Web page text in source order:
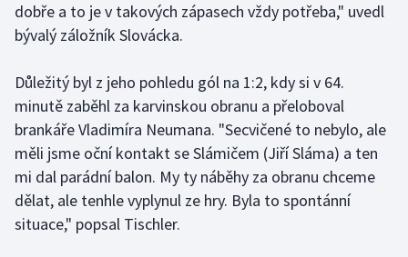
Parasport
Plavání
Plážový volejbal
Ragby
Rychlobruslení
dobře a to je v takových zápasech vždy potřeba," uvedl
bývalý záložník Slovácka.
Důležitý byl z jeho pohledu gól na 1:2, kdy si v 64.
minutě zaběhl za karvinskou obranu a přeloboval
brankáře Vladimíra Neumana. "Secvičené to nebylo, ale
měli jsme oční kontakt se Slámičem (Jiří Sláma) a ten
mi dal parádní balon. My ty náběhy za obranu chceme
dělat, ale tenhle vyplynul ze hry. Byla to spontánní
situace," popsal Tischler.